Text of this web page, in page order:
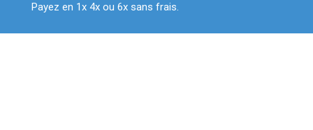
Payez en 1x 4x ou 6x sans frais.